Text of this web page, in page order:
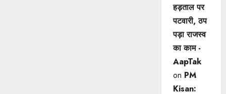
हड़ताल पर
पटवारी, ठप
पड़ा राजस्व
का काम -
AapTak
on PM
Kisan: